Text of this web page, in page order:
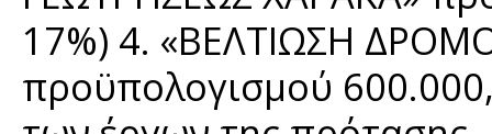
17%) 4. «ΒΕΛΤΙΩΣΗ
προϋπολογισμού